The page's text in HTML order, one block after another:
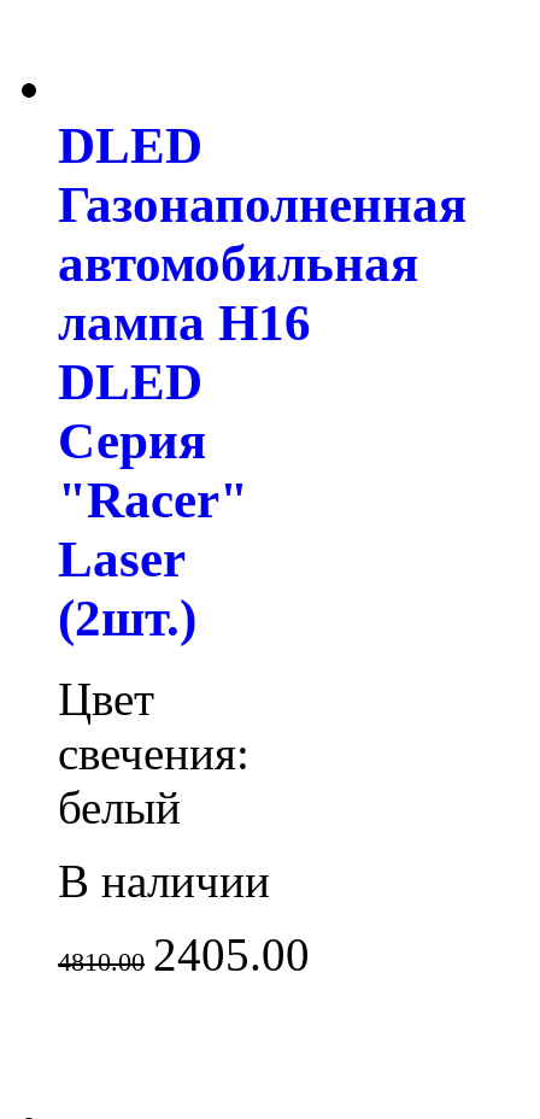
DLED
Газонаполненная
автомобильная
лампа H16
DLED
Серия
"Racer"
Laser
(2шт.)
Цвет
свечения:
белый
В наличии
4810.00 2405.00